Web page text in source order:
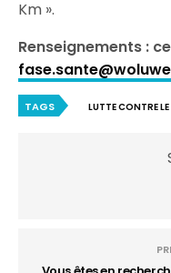
Km ».
Renseignements :
TAGS LUTTE CONTRE